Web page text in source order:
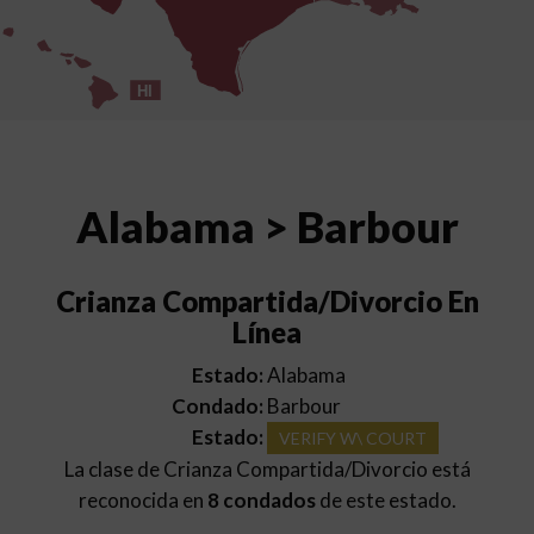
HI
Alabama > Barbour
Crianza Compartida/Divorcio En
Línea
Estado:Alabama
Condado: Barbour
Estado:
VERIFY W\ COURT
La clase de Crianza Compartida/Divorcio está
reconocida en 8 condadosde este estado.